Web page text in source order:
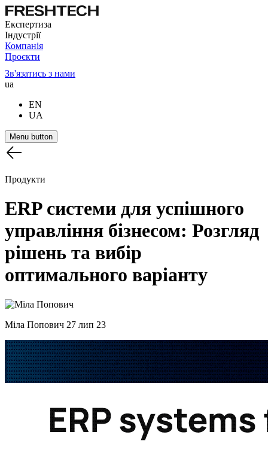
Експертиза
Індустрії
Компанія
Проєкти
Зв'язатись з нами
ua
EN
UA
Menu button
Продукти
ERP системи для успішного
управління бізнесом: Розгляд
рішень та вибір
оптимального варіанту
Міла Попович 27 лип 23